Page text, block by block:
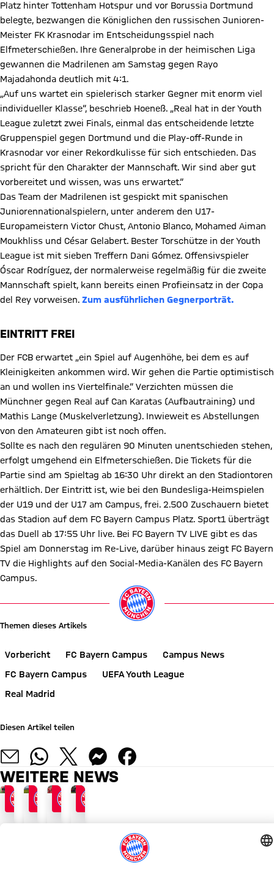
Platz hinter Tottenham Hotspur und vor Borussia Dortmund
belegte, bezwangen die Königlichen den russischen Junioren-
Meister FK Krasnodar im Entscheidungsspiel nach
Elfmeterschießen. Ihre Generalprobe in der heimischen Liga
gewannen die Madrilenen am Samstag gegen Rayo
Majadahonda deutlich mit 4:1.
„Auf uns wartet ein spielerisch starker Gegner mit enorm viel
individueller Klasse“, beschrieb Hoeneß. „Real hat in der Youth
League zuletzt zwei Finals, einmal das entscheidende letzte
Gruppenspiel gegen Dortmund und die Play-off-Runde in
Krasnodar vor einer Rekordkulisse für sich entschieden. Das
spricht für den Charakter der Mannschaft. Wir sind aber gut
vorbereitet und wissen, was uns erwartet.“
Das Team der Madrilenen ist gespickt mit spanischen
Juniorennationalspielern, unter anderem den U17-
Europameistern Victor Chust, Antonio Blanco, Mohamed Aiman
Moukhliss und César Gelabert. Bester Torschütze in der Youth
League ist mit sieben Treffern Dani Gómez. Offensivspieler
Óscar Rodríguez, der normalerweise regelmäßig für die zweite
Mannschaft spielt, kann bereits einen Profieinsatz in der Copa
del Rey vorweisen. Zum ausführlichen Gegnerporträt.
EINTRITT FREI
Der FCB erwartet „ein Spiel auf Augenhöhe, bei dem es auf
Kleinigkeiten ankommen wird. Wir gehen die Partie optimistisch
an und wollen ins Viertelfinale.“ Verzichten müssen die
Münchner gegen Real auf Can Karatas (Aufbautraining) und
Mathis Lange (Muskelverletzung). Inwieweit es Abstellungen
von den Amateuren gibt ist noch offen.
Sollte es nach den regulären 90 Minuten unentschieden stehen,
erfolgt umgehend ein Elfmeterschießen. Die Tickets für die
Partie sind am Spieltag ab 16:30 Uhr direkt an den Stadiontoren
erhältlich. Der Eintritt ist, wie bei den Bundesliga-Heimspielen
der U19 und der U17 am Campus, frei. 2.500 Zuschauern bietet
das Stadion auf dem FC Bayern Campus Platz. Sport1 überträgt
das Duell ab 17:55 Uhr live. Bei FC Bayern TV LIVE gibt es das
Spiel am Donnerstag im Re-Live, darüber hinaus zeigt FC Bayern
TV die Highlights auf den Social-Media-Kanälen des FC Bayern
Campus.
Themen dieses Artikels
Vorbericht FC Bayern Campus
Campus News
FC Bayern Campus
UEFA Youth League
Real Madrid
Diesen Artikel teilen
WEITERE NEWS
KÖNIGLICHER NACHWUCHS
YOUTH-LEAGUE-ACHTELFINALE
1:0-HEIMERFOLG
Generalprobe
YOUTH LEAGUE
Achtelfinale